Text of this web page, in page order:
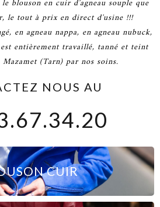
blouson en cuir d'agneau souple que
le tout à prix en direct d'usine !!!
en agneau nappa, en agneau nubuck,
entièrement travaillé, tanné et teint
Mazamet (Tarn) par nos soins.
NOUS AU
CUIR